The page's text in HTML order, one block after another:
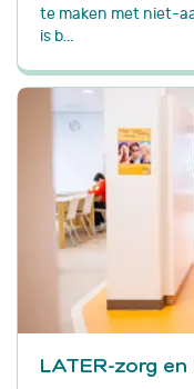
te maken met niet-
is b...
LATER-zorg